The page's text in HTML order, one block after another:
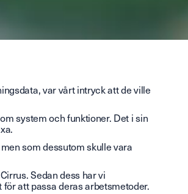
var vårt intryck att de ville
system och funktioner. Det i sin
som dessutom skulle vara
Sedan dess har vi
att passa deras arbetsmetoder.